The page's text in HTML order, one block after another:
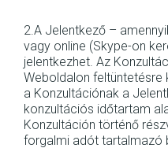
2.A Jelentkező –
vagy online (Skype-on
jelentkezhet. Az
Weboldalon feltüntetésre
a Konzultációnak a
konzultációs időtartam
Konzultáción történő
forgalmi adót tartalmazó